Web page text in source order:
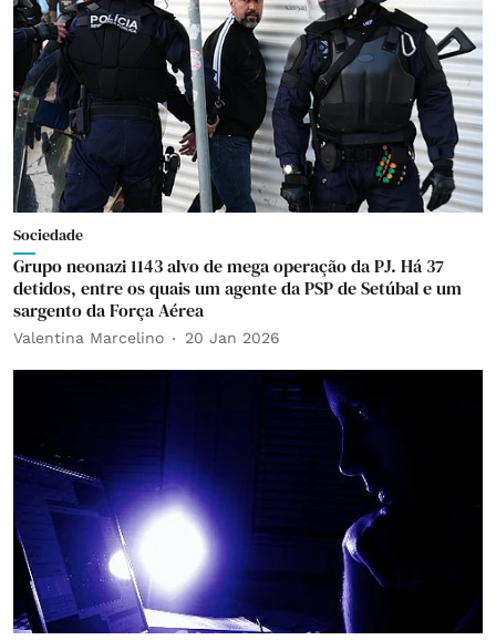
Sociedade
Grupo neonazi 1143 alvo de mega operação da PJ. Há 37
detidos, entre os quais um agente da PSP de Setúbal e um
sargento da Força Aérea
Valentina Marcelino 20 Jan 2026